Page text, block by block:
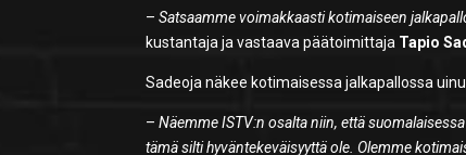
–Satsaamme voimakkaasti kotimaiseen
kustantaja ja vastaava päätoimittaja Tapio
Sadeoja näkee kotimaisessa jalkapallossa
–Näemme ISTV:n osalta niin, että
tämä silti hyväntekeväisyyttä ole. Olemme